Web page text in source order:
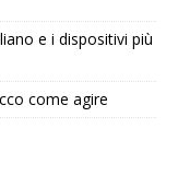
e i dispositivi più
come agire